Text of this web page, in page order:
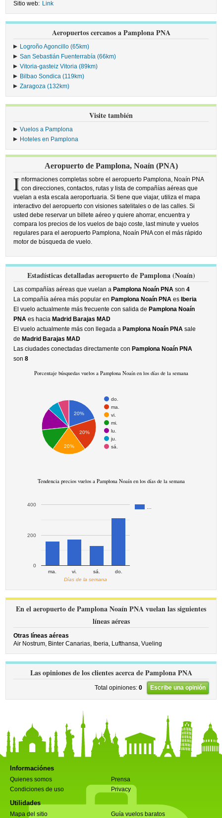
Sitio web: Link
Aeropuertos cercanos a Pamplona PNA
Logroño Agoncillo (65km)
San Sebastián Fuenterrabía (66km)
Vitoria-gasteiz Vitoria (89km)
Bilbao Sondica (119km)
Zaragoza (132km)
Visite también
Vuelos a Pamplona
Hoteles en Pamplona
Aeropuerto de Pamplona, Noaín (PNA)
I nformaciones completas sobre el aeropuerto Pamplona, Noaín PNA
con direcciones, contactos, rutas y lista de compañías aéreas que
vuelan a esta escala aeroportuaria. Si tiene que viajar, utiliza el mapa
interactivo del aeropuerto con visiones satelitales o de las calles. Si
usted debe reservar un billete aéreo y quiere ahorrar, encuentra y
compara los precios de los vuelos de bajo coste, last minute y vuelos
regulares para el aeropuerto Pamplona, Noaín PNA con el más rápido
motor de búsqueda de vuelo.
Estadísticas detalladas aeropuerto de Pamplona (Noaín)
Las compañías aéreas que vuelan a Pamplona Noaín PNA son4
La compañía aérea más popular en Pamplona Noaín PNA es Iberia
El vuelo actualmente más frecuente con salida de Pamplona Noaín
PNA es hacia Madrid Barajas MAD
El vuelo actualmente más con llegada a Pamplona Noaín PNA sale
de Madrid Barajas MAD
Las ciudades conectadas directamente con Pamplona Noaín PNA
son8
Porcentaje búsquedas vuelos a Pamplona Noaín en los días de la semana
do.
ma.
vi.
mi.
lu.
ju.
sá.
20%
20%
20%
Tendencia precios vuelos a Pamplona Noaín en los días de la semana
ma. vi. sá. do.
0
200
400
Días de la semana
En el aeropuerto de Pamplona Noaín PNA vuelan las siguientes
líneas aéreas
Otras líneas aéreas
Air Nostrum, Binter Canarias, Iberia, Lufthansa,Vueling
Las opiniones de los clientes acerca de Pamplona PNA
Total opiniones: 0 Escribe una opinión
Informaciónes
Quienes somos
Prensa
Condiciones de uso
Privacy
Utilidades
Mapa del sitio Guía vuelos baratos